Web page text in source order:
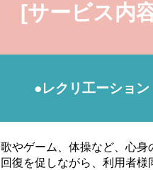
[サービス内
●レクリ工ーション
歌やゲーム、体操など、心身
回復を促しながら、利用者様